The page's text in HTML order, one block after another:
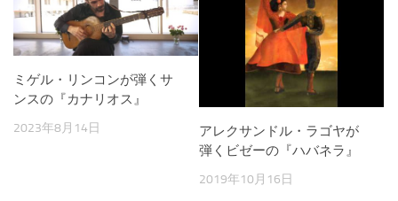
ミゲル・リンコンが弾くサ
ンスの『カナリオス』
2023年8月14日
アレクサンドル・ラゴヤが
弾くビゼーの『ハバネラ』
2019年10月16日